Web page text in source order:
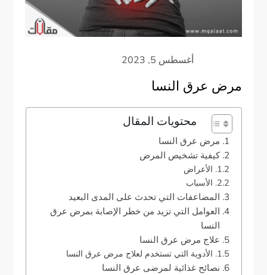
مرض عرق النسا
محتويات المقال
مرض عرق النسا
كيفية تشخيص المرض
الأعراض
الأسباب
المضاعفات التي تحدث على المدى البعيد
العوامل التي تزيد من خطر الإصابة بمرض عرق
النسا
علاج مرض عرق النسا
الأدوية التي تستخدم لعلاج مرض عرق النسا
نصائح غذائية لمرضى عرق النسا